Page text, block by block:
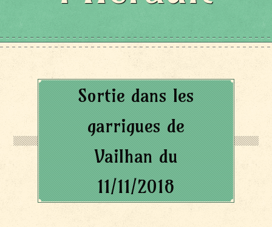
Sortie dans les
garrigues de
Vailhan du
11/11/2018